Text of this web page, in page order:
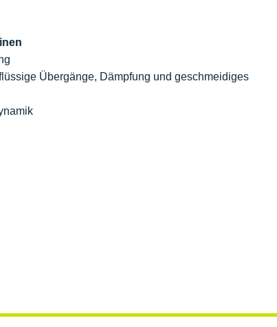
Übergänge, Dämpfung und geschmeidiges